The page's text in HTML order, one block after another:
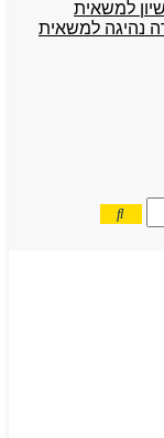
מורה נהיגה למשאית